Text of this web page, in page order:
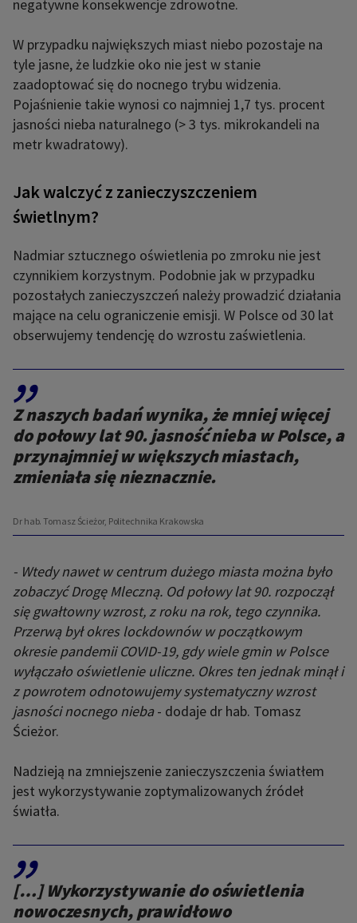
negatywne konsekwencje zdrowotne.
W przypadku największych miast niebo pozostaje na
tyle jasne, że ludzkie oko nie jest w stanie
zaadoptować się do nocnego trybu widzenia.
Pojaśnienie takie wynosi co najmniej 1,7 tys. procent
jasności nieba naturalnego (> 3 tys. mikrokandeli na
metr kwadratowy).
Jak walczyć z zanieczyszczeniem
świetlnym?
Nadmiar sztucznego oświetlenia po zmroku nie jest
czynnikiem korzystnym. Podobnie jak w przypadku
pozostałych zanieczyszczeń należy prowadzić działania
mające na celu ograniczenie emisji. W Polsce od 30 lat
obserwujemy tendencję do wzrostu zaświetlenia.
,,
Z naszych badań wynika, że mniej więcej
do połowy lat 90. jasność nieba w Polsce, a
przynajmniej w większych miastach,
zmieniała się nieznacznie.
Dr hab. Tomasz Ścieżor, Politechnika Krakowska
- Wtedy nawet w centrum dużego miasta można było
zobaczyć Drogę Mleczną. Od połowy lat 90. rozpoczął
się gwałtowny wzrost, z roku na rok, tego czynnika.
Przerwą był okres lockdownów w początkowym
okresie pandemii COVID-19, gdy wiele gmin w Polsce
wyłączało oświetlenie uliczne. Okres ten jednak minął i
z powrotem odnotowujemy systematyczny wzrost
jasności nocnego nieba- dodaje dr hab. Tomasz
Ścieżor.
Nadzieją na zmniejszenie zanieczyszczenia światłem
jest wykorzystywanie zoptymalizowanych źródeł
światła.
,,
[…] Wykorzystywanie do oświetlenia
nowoczesnych, prawidłowo